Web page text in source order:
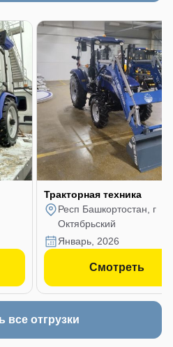
Тракторная техника
Респ Башкортостан, г
Октябрьский
январь, 2026
Смотреть
все отгрузки